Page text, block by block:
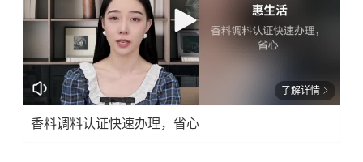
了解详情
香料调料认证快速办理，省心